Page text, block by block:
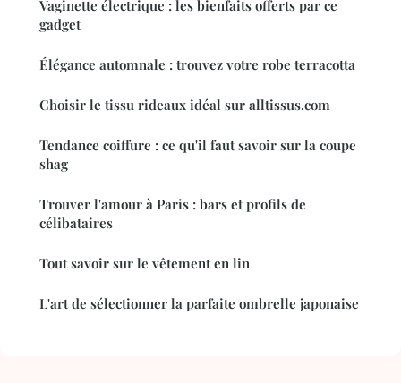
Vaginette électrique : les bienfaits offerts par ce
gadget
Élégance automnale : trouvez votre robe terracotta
Choisir le tissu rideaux idéal sur alltissus.com
Tendance coiffure : ce qu'il faut savoir sur la coupe
shag
Trouver l'amour à Paris : bars et profils de
célibataires
Tout savoir sur le vêtement en lin
L'art de sélectionner la parfaite ombrelle japonaise